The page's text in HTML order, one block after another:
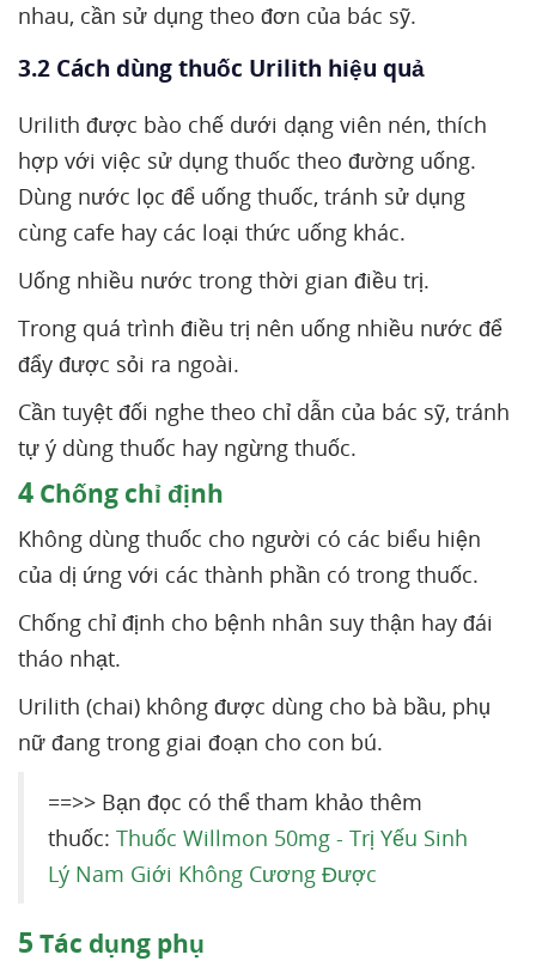
nhau, cần sử dụng theo đơn của bác sỹ.
3.2 Cách dùng thuốc Urilith hiệu quả
Urilith được bào chế dưới dạng viên nén, thích
hợp với việc sử dụng thuốc theo đường uống.
Dùng nước lọc để uống thuốc, tránh sử dụng
cùng cafe hay các loại thức uống khác.
Uống nhiều nước trong thời gian điều trị.
Trong quá trình điều trị nên uống nhiều nước để
đẩy được sỏi ra ngoài.
Cần tuyệt đối nghe theo chỉ dẫn của bác sỹ, tránh
tự ý dùng thuốc hay ngừng thuốc.
4 Chống chỉ định
Không dùng thuốc cho người có các biểu hiện
của dị ứng với các thành phần có trong thuốc.
Chống chỉ định cho bệnh nhân suy thận hay đái
tháo nhạt.
Urilith (chai) không được dùng cho bà bầu, phụ
nữ đang trong giai đoạn cho con bú.
==>> Bạn đọc có thể tham khảo thêm
thuốc: Thuốc Willmon 50mg - Trị Yếu Sinh
Lý Nam Giới Không Cương Được
5 Tác dụng phụ